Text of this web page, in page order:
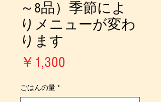
～8品）季節によ
りメニューが変わ
ります
￥1,300
ごはんの量 *